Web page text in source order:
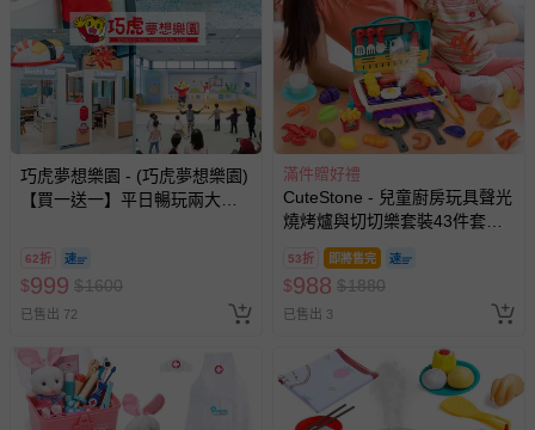
巧虎夢想樂園 - (巧虎夢想樂園)
【買一送一】平日暢玩兩大一
券使用
62折
$999 $1600
已售出 72
滿件贈好禮
CuteStone - 兒童廚房玩具聲光
燒烤爐與切切樂套裝43件套裝
組合 (烤肉玩具)
53折 即將售完
$988 $1880
已售出 3